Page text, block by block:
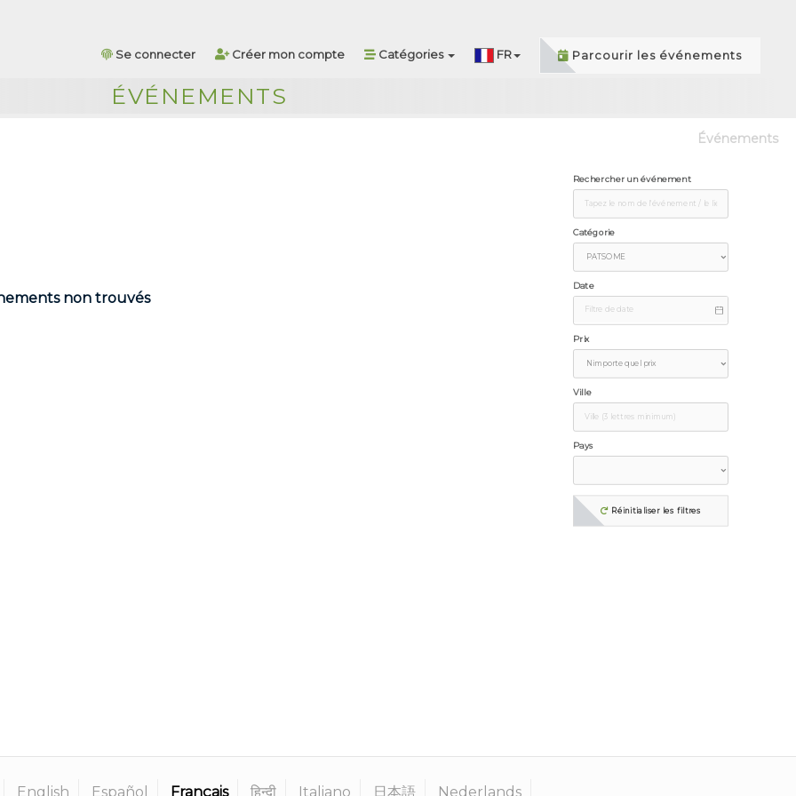
Se connecter Créer mon compte Catégories FR Parcourir les événements
ÉVÉNEMENTS
Événements
Rechercher un événement
Catégorie
Date
Prix
Ville
Pays
Réinitialiser les filtres
non trouvés
English Español Français हिन्दी Italiano 日本語 Nederlands